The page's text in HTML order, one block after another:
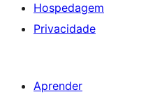
Hospedagem
Privacidade
Aprender